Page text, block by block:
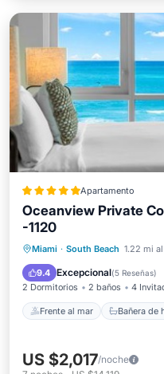
Apartamento
Oceanview Private
-1120
Miami · South Beach 1.22 mi
9.4 Excepcional(5 Reseñas)
2 Dormitorios 2 baños 4
Frente al mar Bañera de
Frente al mar
Desayuno
US $2,017/noche